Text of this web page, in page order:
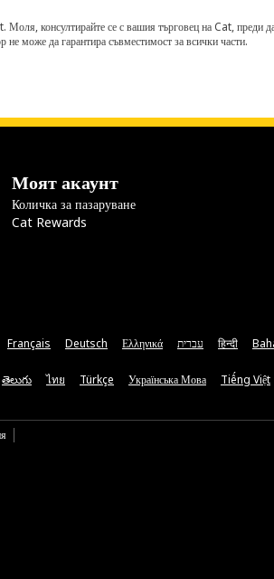
консултирайте се с вашия търговец на Cat, преди
може да гарантира съвместимост за всички части.
Моят акаунт
Количка за пазаруване
Cat Rewards
Français Deutsch Ελληνικά עברית हिन्दी
తెలుగు ไทย Türkçe Українська Мова Tiếng Việt